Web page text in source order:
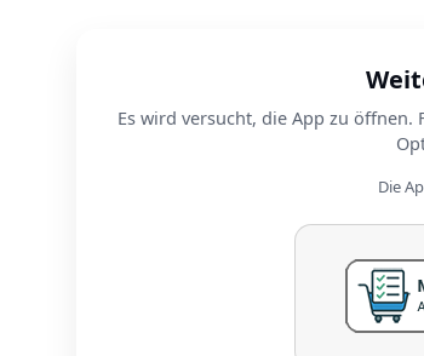
Es wird versucht, die App zu
Die